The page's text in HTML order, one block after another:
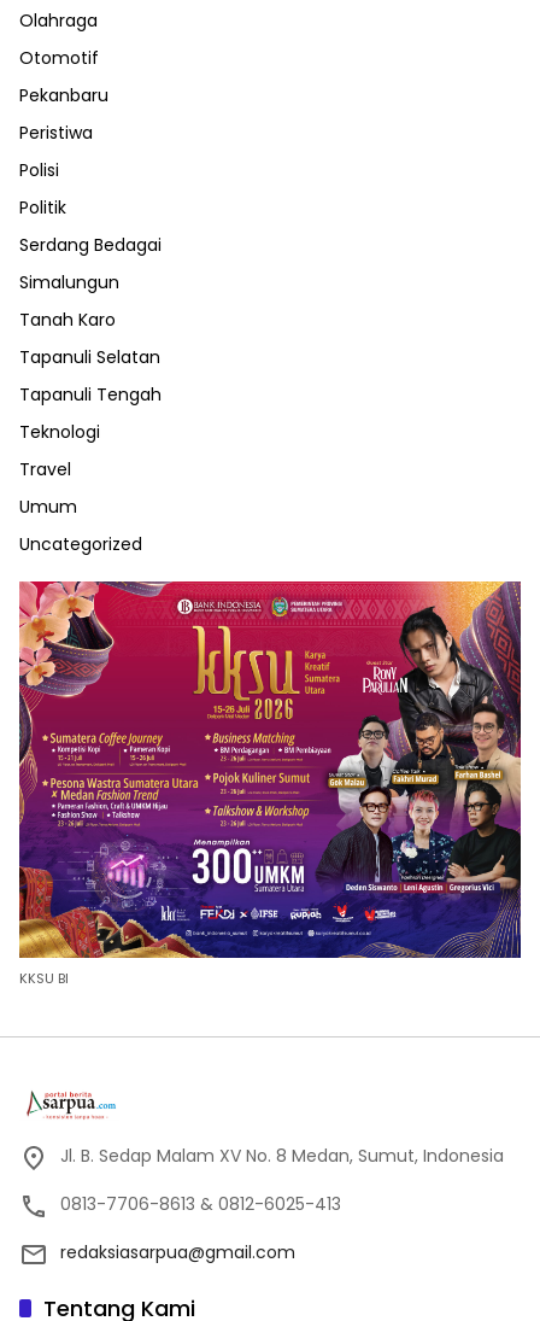
Olahraga
Otomotif
Pekanbaru
Peristiwa
Polisi
Politik
Serdang Bedagai
Simalungun
Tanah Karo
Tapanuli Selatan
Tapanuli Tengah
Teknologi
Travel
Umum
Uncategorized
KKSU BI
Jl. B. Sedap Malam XV No. 8 Medan, Sumut, Indonesia
0813-7706-8613 & 0812-6025-413
redaksiasarpua@gmail.com
Tentang Kami